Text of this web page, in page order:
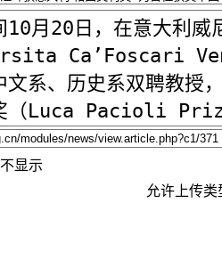
不显示
允许上传类